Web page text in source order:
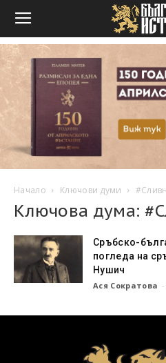
Начало Ключови думи
Ключова дума:
Сръбско-
погледа на
Нушич
Ася Сократова -